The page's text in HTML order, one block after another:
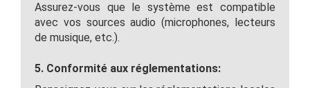
Assurez-vous que le système est compatible
avec vos sources audio (microphones, lecteurs
de musique, etc.).
5. Conformité aux réglementations: